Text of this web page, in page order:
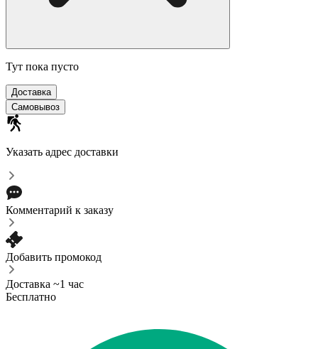
Тут пока пусто
Доставка
Самовывоз
Указать адрес доставки
Комментарий к заказу
Добавить промокод
Доставка ~1 час
Бесплатно